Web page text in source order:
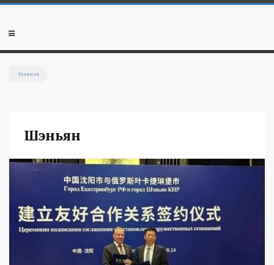
Перейти к основному содержанию
Мобильное
Главная
Шэньян